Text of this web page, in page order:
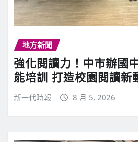
地方新聞
強化閱讀力！中市辦國
能培訓 打造校園閱讀新
新一代時報 8 月 5, 2026